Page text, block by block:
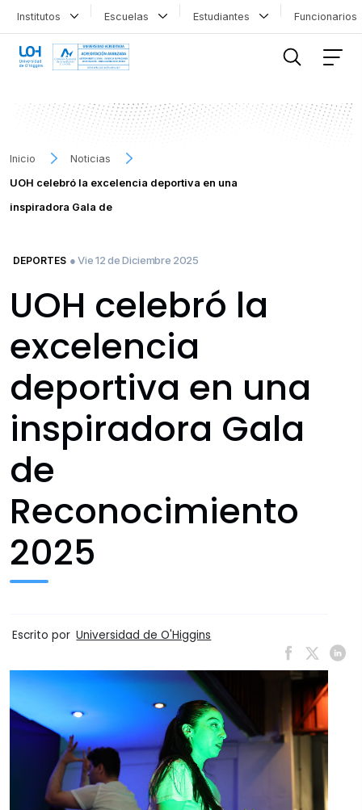
Institutos Escuelas Estudiantes
Inicio
Noticias
UOH celebró la excelencia deportiva en una
inspiradora Gala de
DEPORTES ● Vie 12 de Diciembre 2025
UOH celebró la
excelencia
deportiva en una
inspiradora Gala
de
Reconocimiento
2025
Escrito por Universidad de O'Higgins